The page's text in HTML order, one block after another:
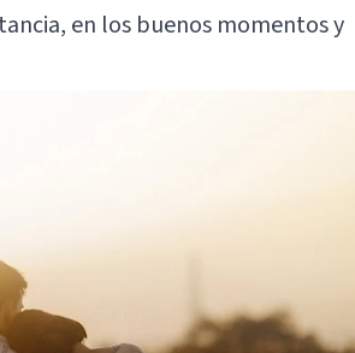
en los buenos momentos y